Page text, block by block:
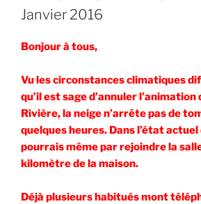
Janvier 2016
Bonjour à tous,
Vu les circonstances climatiques
qu’il est sage d’annuler l’animation
Rivière, la neige n’arrête pas de
quelques heures. Dans l’état actuel
pourrais même par rejoindre la
kilomètre de la maison.
Déjà plusieurs habitués mont